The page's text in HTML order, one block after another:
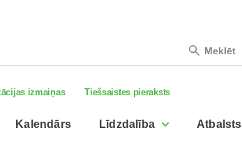
Meklēt
izmaiņas Tiešsaistes pieraksts
Kalendārs Līdzdalība Atbalsts